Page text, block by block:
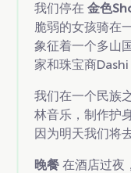
我们停在 金色
脆弱的女孩骑在
象征着一个多山
家和珠宝商
我们在一个民族
林音乐，制作护
因为明天我们将
晚餐 在酒店过夜